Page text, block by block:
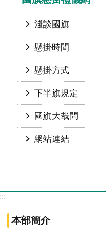
淺談國旗
懸掛時間
懸掛方式
下半旗規定
國旗大哉問
網站連結
:::
本部簡介